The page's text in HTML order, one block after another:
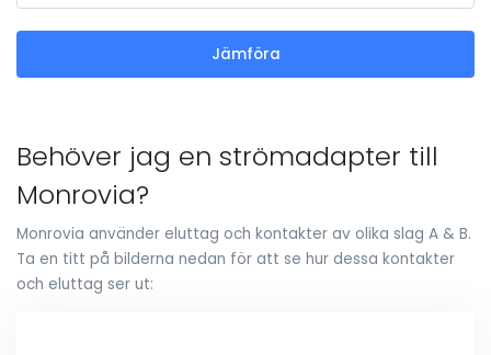
Jämföra
Behöver jag en strömadapter till
Monrovia?
Monrovia använder eluttag och kontakter av olika slag A & B.
Ta en titt på bilderna nedan för att se hur dessa kontakter
och eluttag ser ut: